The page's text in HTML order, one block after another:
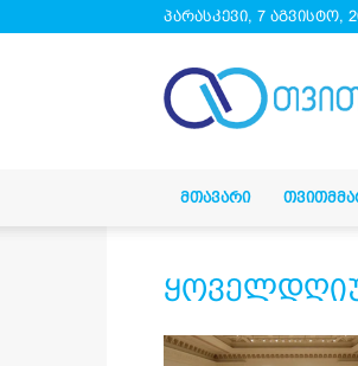
პარასკევი, 7 აგვისტო,
ᲛᲗᲐᲕᲐᲠᲘ